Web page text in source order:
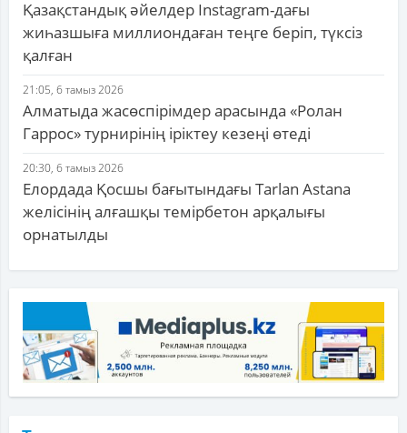
Қазақстандық әйелдер Instagram-дағы
жиһазшыға миллиондаған теңге беріп, түксіз
қалған
21:05, 6 тамыз 2026
Алматыда жасөспірімдер арасында «Ролан
Гаррос» турнирінің іріктеу кезеңі өтеді
20:30, 6 тамыз 2026
Елордада Қосшы бағытындағы Tarlan Astana
желісінің алғашқы темірбетон арқалығы
орнатылды